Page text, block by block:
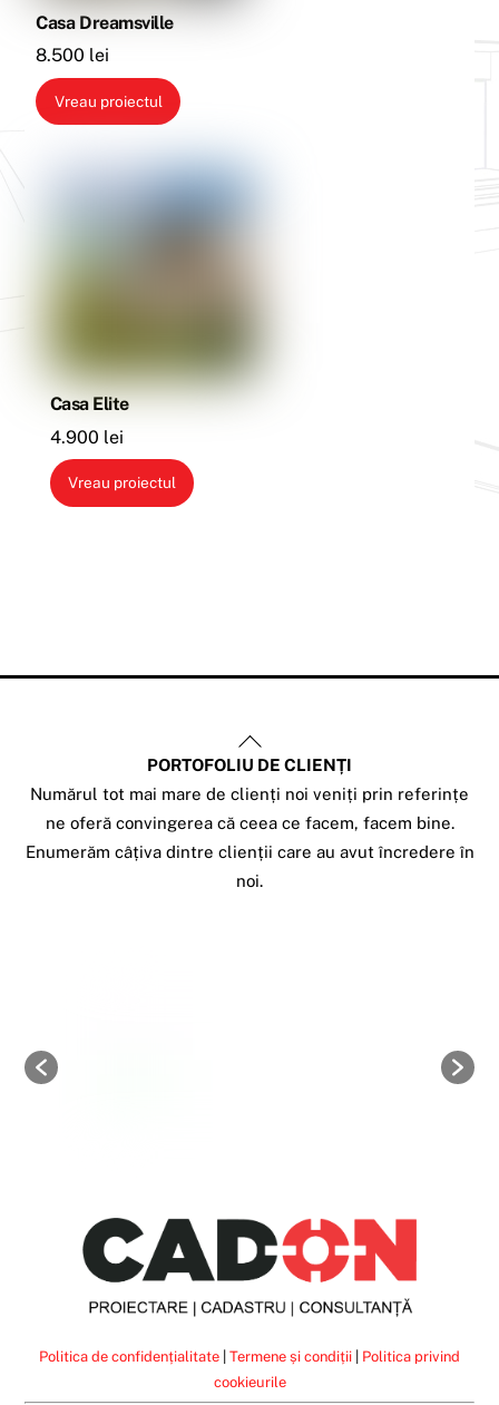
Casa Dreamsville
8.500 lei
Vreau proiectul
Casa Elite
4.900 lei
Vreau proiectul
Back
To
Top
PORTOFOLIU DE CLIENȚI
Numărul tot mai mare de clienți noi veniți prin referințe
ne oferă convingerea că ceea ce facem, facem bine.
Enumerăm câțiva dintre clienții care au avut încredere în
noi.
Politica de confidențialitate | Termene și condiții | Politica privind
cookieurile